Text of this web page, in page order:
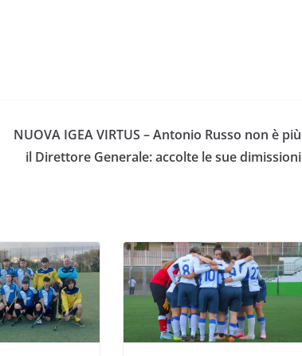
NUOVA IGEA VIRTUS – Antonio Russo non è più
il Direttore Generale: accolte le sue dimissioni